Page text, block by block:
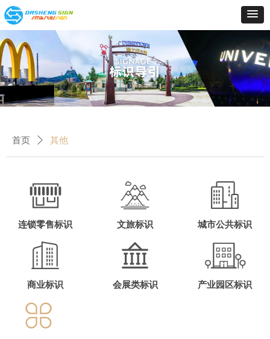
首页 ꄲ 其他
连锁零售标识 文旅标识 城市公共标识
商业标识 会展类标识 产业园区标识